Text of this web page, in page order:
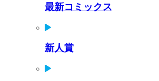
最新コミックス
新人賞